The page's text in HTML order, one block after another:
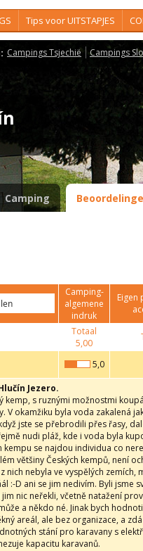
Tips voor UITSTAPJES
Campings Tsjechië Campings
Camping
Camping-
algemene
indruk
Eigen
Totaal
5,00
5,0
Jezero.
kemp, s ruznými možnostmi
V okamžiku byla voda zakalená
jste se přebrodili přes řasy,
nudi pláž, kde i voda byla
kempu se najdou individua co
většiny Českých kempů, není
nich nebyla ve vyspělých
:-D ani se jim nedivím. Byli jsme
nic neřekli, včetně natažení
a někdo né. Jinak bych
areál, ale bez organizace, a
stání pro karavany s
kapacitu karavanů.